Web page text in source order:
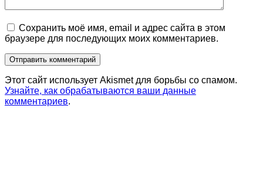
Сохранить моё имя, email и адрес сайта в этом
браузере для последующих моих комментариев.
Этот сайт использует Akismet для борьбы со спамом.
Узнайте, как обрабатываются ваши данные
комментариев.